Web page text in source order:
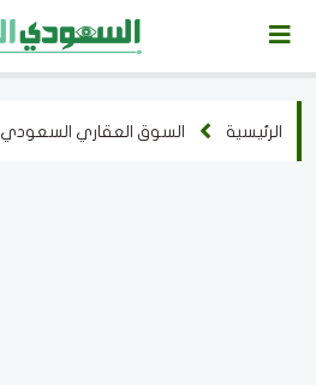
الرئيسية السوق العقاري السعودي